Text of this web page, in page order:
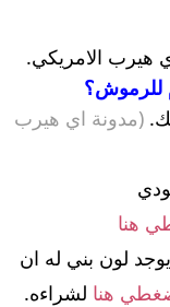
هيرب الامريكي.
للرموش؟
(مدونة اي هيرب
هنا
لون بني له ان
هنا لشراءه.